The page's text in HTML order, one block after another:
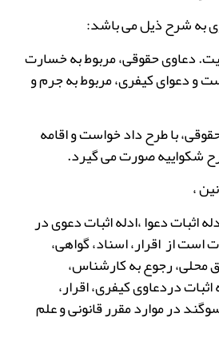
به شرح ذیل می باشد:
دعاوی حقوقی، مربوط به خسارت
و دعوای کیفری، مربوط به جرم و
با طرح داد خواست و اقامه
شکواییه صورت می گیرد.
،
اثبات دعوا ،ادله اثبات دعوی در
از اقرار، اسناد، گواهی،
محلی، رجوع به کارشناس،
دردعاوی کیفری، اقرار،
در موارد مقرر قانونی و علم